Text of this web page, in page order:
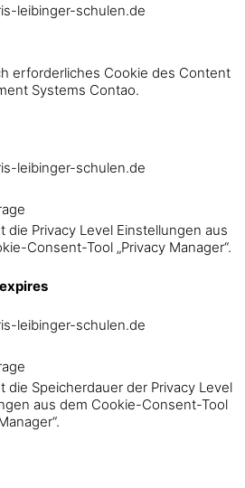
leibinger-schulen.de
erforderliches Cookie des Content
Systems Contao.
leibinger-schulen.de
die Privacy Level Einstellungen aus
Consent-Tool „Privacy Manager“.
leibinger-schulen.de
die Speicherdauer der Privacy Level
aus dem Cookie-Consent-Tool